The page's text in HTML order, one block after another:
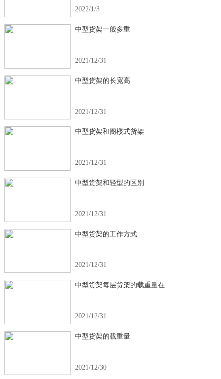
2022/1/3
中型货架一般多重
2021/12/31
中型货架的长宽高
2021/12/31
中型货架和阁楼式货架
2021/12/31
中型货架和轻型的区别
2021/12/31
中型货架的工作方式
2021/12/31
中型货架每层货架的载重量在
2021/12/31
中型货架的载重量
2021/12/30